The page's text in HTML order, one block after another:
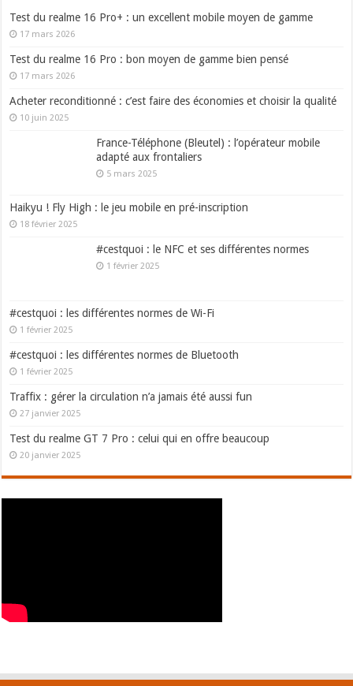
Test du realme 16 Pro+ : un excellent mobile moyen de gamme
17 mars 2026
Test du realme 16 Pro : bon moyen de gamme bien pensé
17 mars 2026
Acheter reconditionné : c’est faire des économies et choisir la qualité
10 juin 2025
France-Téléphone (Bleutel) : l’opérateur mobile
adapté aux frontaliers
5 mars 2025
Haikyu ! Fly High : le jeu mobile en pré-inscription
18 février 2025
#cestquoi : le NFC et ses différentes normes
1 février 2025
#cestquoi : les différentes normes de Wi-Fi
1 février 2025
#cestquoi : les différentes normes de Bluetooth
1 février 2025
Traffix : gérer la circulation n’a jamais été aussi fun
27 janvier 2025
Test du realme GT 7 Pro : celui qui en offre beaucoup
20 janvier 2025